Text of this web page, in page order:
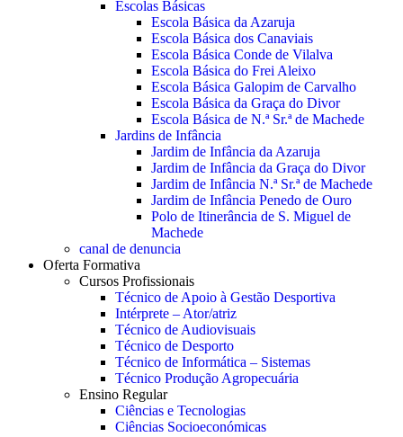
Escolas Básicas
Escola Básica da Azaruja
Escola Básica dos Canaviais
Escola Básica Conde de Vilalva
Escola Básica do Frei Aleixo
Escola Básica Galopim de Carvalho
Escola Básica da Graça do Divor
Escola Básica de N.ª Sr.ª de Machede
Jardins de Infância
Jardim de Infância da Azaruja
Jardim de Infância da Graça do Divor
Jardim de Infância N.ª Sr.ª de Machede
Jardim de Infância Penedo de Ouro
Polo de Itinerância de S. Miguel de
Machede
canal de denuncia
Oferta Formativa
Cursos Profissionais
Técnico de Apoio à Gestão Desportiva
Intérprete – Ator/atriz
Técnico de Audiovisuais
Técnico de Desporto
Técnico de Informática – Sistemas
Técnico Produção Agropecuária
Ensino Regular
Ciências e Tecnologias
Ciências Socioeconómicas